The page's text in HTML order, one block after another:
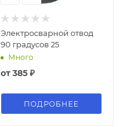
Электросварной отвод
90 градусов 25
Много
от385 ₽
ПОДРОБНЕЕ